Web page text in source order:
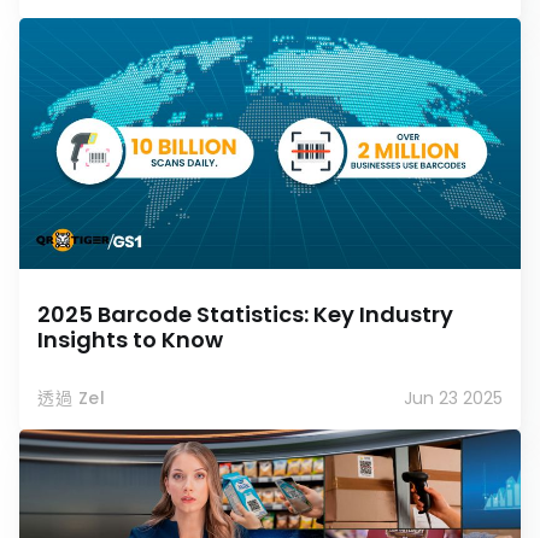
2025 Barcode Statistics: Key Industry
Insights to Know
透過 Zel Jun 23 2025